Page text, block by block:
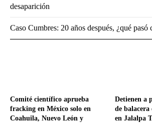
Comité científico aprueba
fracking en México solo en
Coahuila, Nuevo León y
Detienen a
de
en Jalalpa
desaparición
Caso Cumbres: 20 años después, ¿qué